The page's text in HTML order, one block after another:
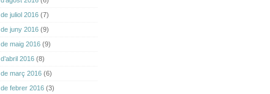
de juliol 2016 (7)
de juny 2016 (9)
de maig 2016 (9)
d’abril 2016 (8)
de març 2016 (6)
de febrer 2016 (3)